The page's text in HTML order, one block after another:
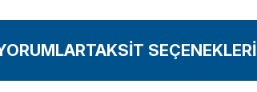
TAKSİT SEÇENEKLERİ